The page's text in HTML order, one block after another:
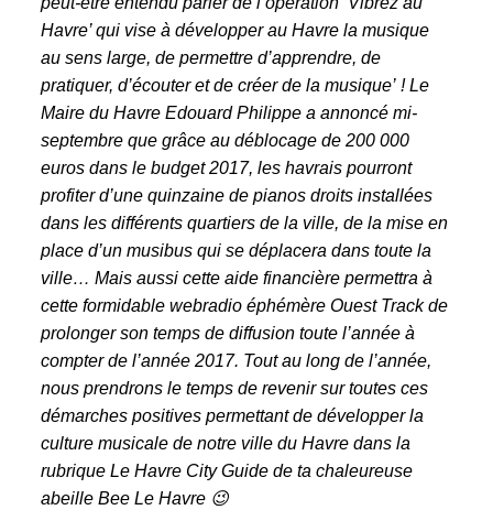
Havre’ qui vise à développer au Havre la musique
au sens large, de permettre d’apprendre, de
pratiquer, d’écouter et de créer de la musique’! Le
Maire du Havre Edouard Philippe a annoncé mi-
septembre que grâce au déblocage de 200 000
euros dans le budget 2017, les havrais pourront
profiter d’une quinzaine de pianos droits installées
dans les différents quartiers de la ville, de la mise en
place d’un musibus qui se déplacera dans toute la
ville… Mais aussi cette aide financière permettra à
cette formidable webradio éphémère Ouest Track de
prolonger son temps de diffusion toute l’année à
compter de l’année 2017. Tout au long de l’année,
nous prendrons le temps de revenir sur toutes ces
démarches positives permettant de développer la
culture musicale de notre ville du Havredans la
rubriqueLe Havre City Guide de ta chaleureuse
abeille Bee Le Havre 😉